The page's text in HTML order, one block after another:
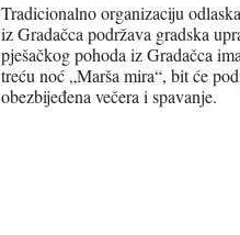
Tradicionalno organizaciju
iz Gradačca podržava gradska
pješačkog pohoda iz Gradačca
treću noć „Marša mira“, bit će
obezbijeđena večera i spavanje.